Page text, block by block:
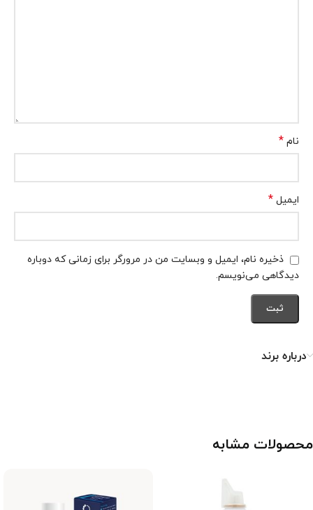
نام *
ایمیل *
ذخیره نام، ایمیل و وبسایت من در مرورگر برای زمانی که دوباره
دیدگاهی می‌نویسم.
درباره برند
محصولات مشابه